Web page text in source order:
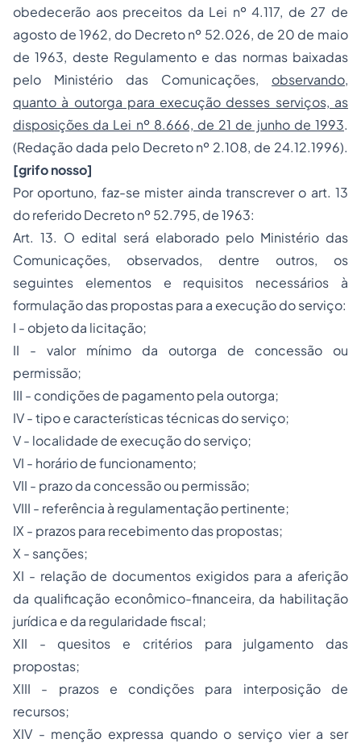
obedecerão aos preceitos da Lei nº 4.117, de 27 de
agosto de 1962, do Decreto nº 52.026, de 20 de maio
de 1963, deste Regulamento e das normas baixadas
pelo Ministério das Comunicações, observando,
quanto à outorga para execução desses serviços, as
disposições da Lei nº 8.666, de 21 de junho de 1993.
(Redação dada pelo Decreto nº 2.108, de 24.12.1996).
[grifo nosso]
Por oportuno, faz-se mister ainda transcrever o art. 13
do referido Decreto nº 52.795, de 1963:
Art. 13. O edital será elaborado pelo Ministério das
Comunicações, observados, dentre outros, os
seguintes elementos e requisitos necessários à
formulação das propostas para a execução do serviço:
I - objeto da licitação;
II - valor mínimo da outorga de concessão ou
permissão;
III - condições de pagamento pela outorga;
IV - tipo e características técnicas do serviço;
V - localidade de execução do serviço;
VI - horário de funcionamento;
VII - prazo da concessão ou permissão;
VIII - referência à regulamentação pertinente;
IX - prazos para recebimento das propostas;
X - sanções;
XI - relação de documentos exigidos para a aferição
da qualificação econômico-financeira, da habilitação
jurídica e da regularidade fiscal;
XII - quesitos e critérios para julgamento das
propostas;
XIII - prazos e condições para interposição de
recursos;
XIV - menção expressa quando o serviço vier a ser